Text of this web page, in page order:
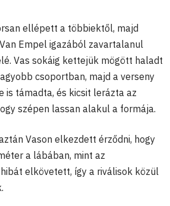
ellépett a többiektől, majd
Empel igazából zavartalanul
Vas sokáig kettejük mögött haladt
csoportban, majd a verseny
is támadta, és kicsit lerázta az
szépen lassan alakul a formája.
Vason elkezdett érződni, hogy
a lábában, mint az
elkövetett, így a riválisok közül